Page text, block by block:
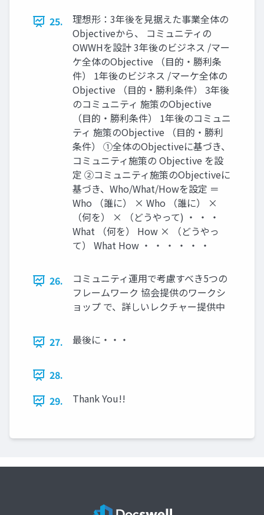
25.
理想形：3年後を見据えた事業全体の
Objectiveから、 コミュニティの
OWWHを設計 3年後のビジネス /マー
ケ全体のObjective （目的・勝利条
件） 1年後のビジネス /マーケ全体の
Objective （目的・勝利条件） 3年後
のコミュニティ 施策のObjective
（目的・勝利条件） 1年後のコミュニ
ティ 施策のObjective （目的・勝利
条件） ①全体のObjectiveに基づき、
コミュニティ施策の Objective を設
定 ②コミュニティ施策のObjectiveに
基づき、Who/What/Howを設定 ＝
Who （誰に） × Who （誰に） ×
（何を） × （どうやって) ・ ・ ・
What （何を） How × （どうやっ
て） What How ・ ・ ・ ・ ・ ・
26.
コミュニティ運用で考慮すべき5つの
フレームワーク 協会提供のワークシ
ョップ で、詳しいレクチャー提供中
27. 最後に・・・
28.
29.
Thank You!!